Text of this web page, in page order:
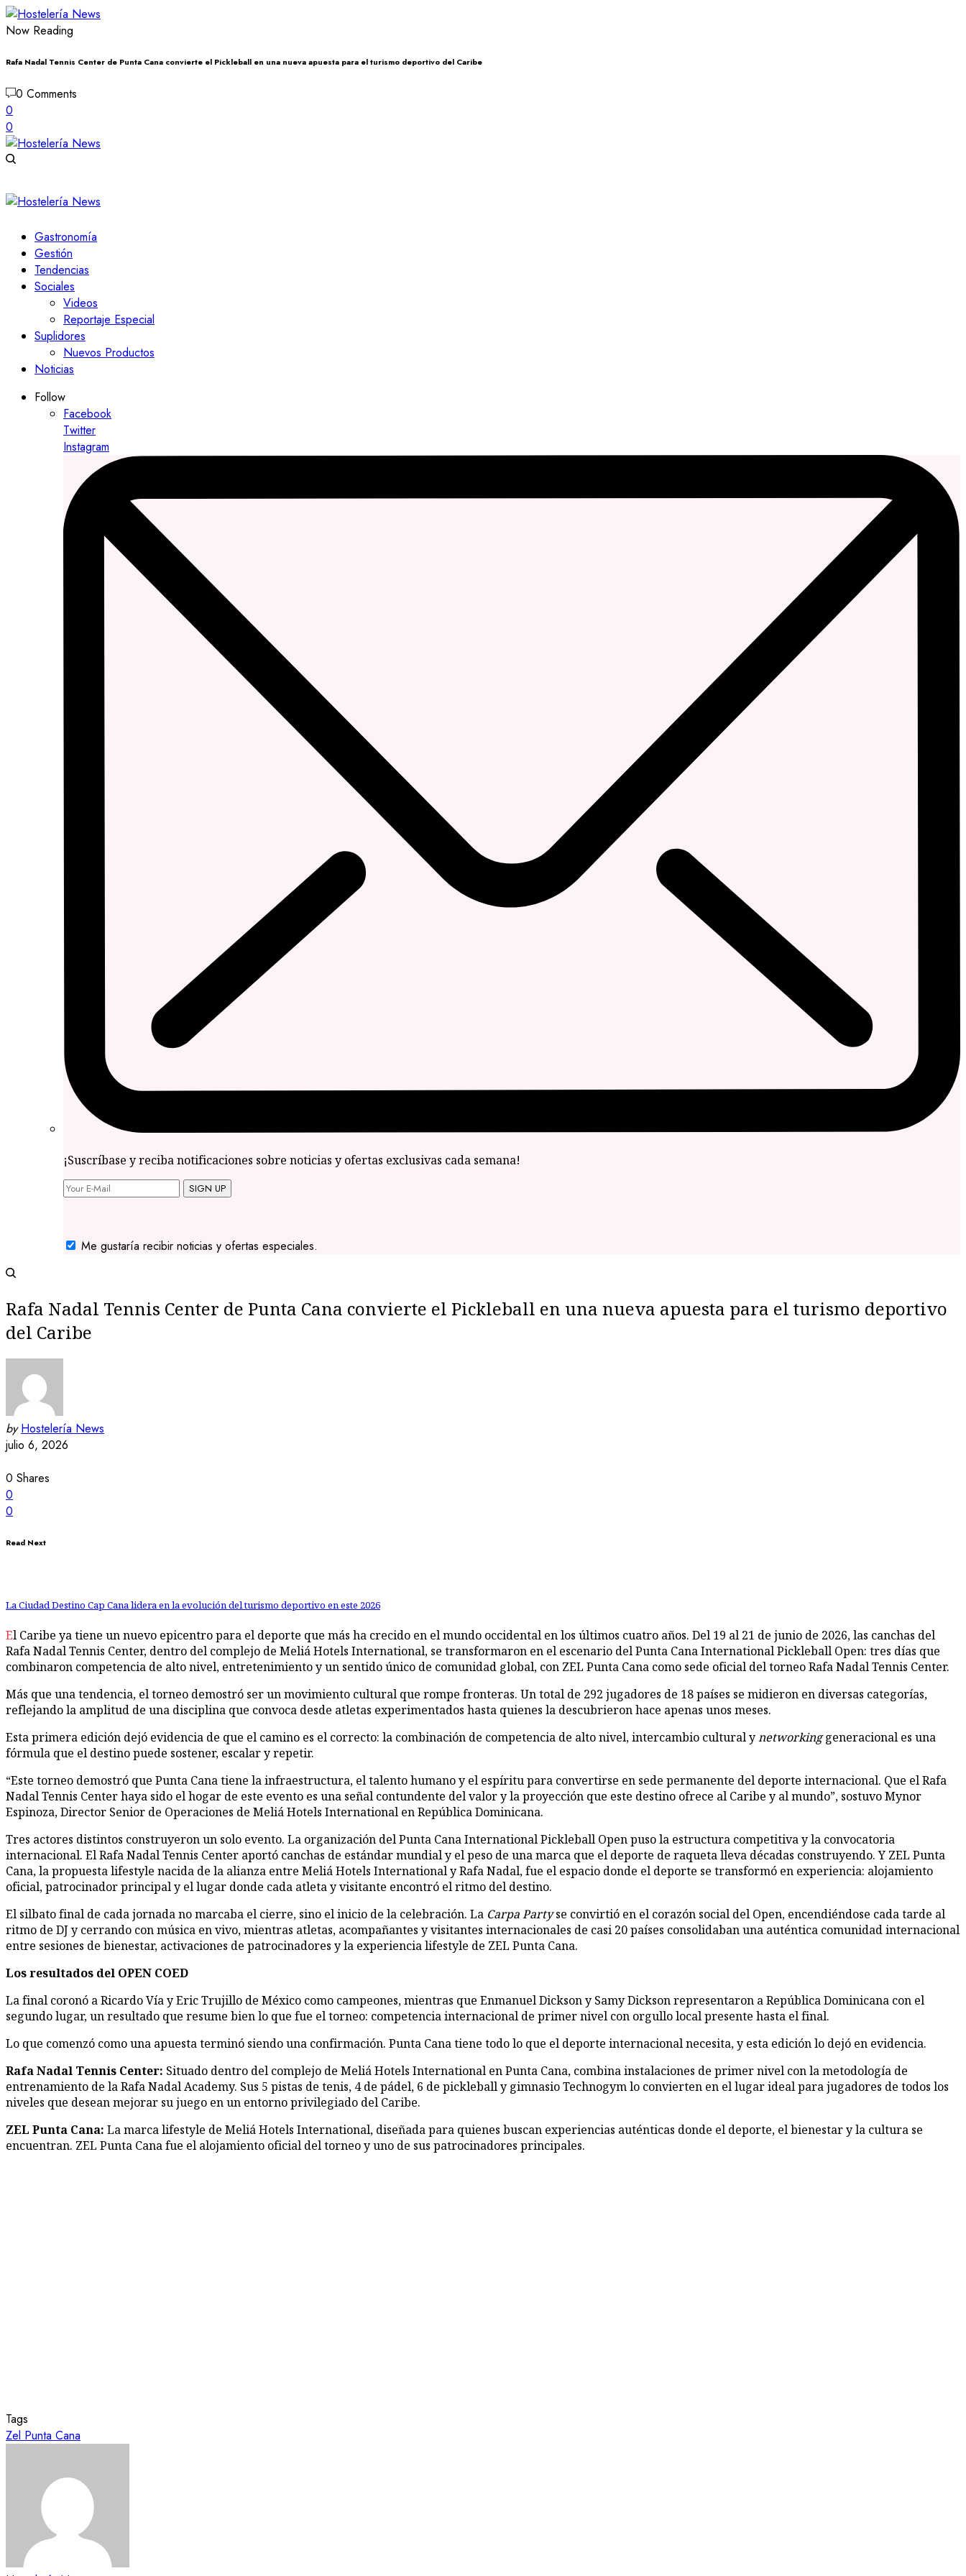
Now Reading
Rafa Nadal Tennis Center de Punta Cana convierte el Pickleball en una nueva apuesta para el turismo deportivo del Caribe
0 Comments
0
0
Gastronomía
Gestión
Tendencias
Sociales
Videos
Reportaje Especial
Suplidores
Nuevos Productos
Noticias
Follow
Facebook
Twitter
Instagram
¡Suscríbase y reciba notificaciones sobre noticias y ofertas exclusivas cada semana!
SIGN UP
Me gustaría recibir noticias y ofertas especiales.
Rafa Nadal Tennis Center de Punta Cana convierte el Pickleball en una nueva apuesta para el turismo deportivo
del Caribe
by Hostelería News
julio 6, 2026
0 Shares
0
0
Read Next
La Ciudad Destino Cap Cana lidera en la evolución del turismo deportivo en este 2026
El Caribe ya tiene un nuevo epicentro para el deporte que más ha crecido en el mundo occidental en los últimos cuatro años. Del 19 al 21 de junio de 2026, las canchas del
Rafa Nadal Tennis Center, dentro del complejo de Meliá Hotels International, se transformaron en el escenario del Punta Cana International Pickleball Open: tres días que
combinaron competencia de alto nivel, entretenimiento y un sentido único de comunidad global, con ZEL Punta Cana como sede oficial del torneo Rafa Nadal Tennis Center.
Más que una tendencia, el torneo demostró ser un movimiento cultural que rompe fronteras. Un total de 292 jugadores de 18 países se midieron en diversas categorías,
reflejando la amplitud de una disciplina que convoca desde atletas experimentados hasta quienes la descubrieron hace apenas unos meses.
Esta primera edición dejó evidencia de que el camino es el correcto: la combinación de competencia de alto nivel, intercambio cultural ynetworkinggeneracional es una
fórmula que el destino puede sostener, escalar y repetir.
“Este torneo demostró que Punta Cana tiene la infraestructura, el talento humano y el espíritu para convertirse en sede permanente del deporte internacional. Que el Rafa
Nadal Tennis Center haya sido el hogar de este evento es una señal contundente del valor y la proyección que este destino ofrece al Caribe y al mundo”, sostuvo Mynor
Espinoza, Director Senior de Operaciones de Meliá Hotels International en República Dominicana.
Tres actores distintos construyeron un solo evento. La organización del Punta Cana International Pickleball Open puso la estructura competitiva y la convocatoria
internacional. El Rafa Nadal Tennis Center aportó canchas de estándar mundial y el peso de una marca que el deporte de raqueta lleva décadas construyendo. Y ZEL Punta
Cana, la propuesta lifestyle nacida de la alianza entre Meliá Hotels International y Rafa Nadal, fue el espacio donde el deporte se transformó en experiencia: alojamiento
oficial, patrocinador principal y el lugar donde cada atleta y visitante encontró el ritmo del destino.
El silbato final de cada jornada no marcaba el cierre, sino el inicio de la celebración. La Carpa Partyse convirtió en el corazón social del Open, encendiéndose cada tarde al
ritmo de DJ y cerrando con música en vivo, mientras atletas, acompañantes y visitantes internacionales de casi 20 países consolidaban una auténtica comunidad internacional
entre sesiones de bienestar, activaciones de patrocinadores y la experiencia lifestyle de ZEL Punta Cana.
Los resultados del OPEN COED
La final coronó a Ricardo Vía y Eric Trujillo de México como campeones, mientras que Enmanuel Dickson y Samy Dickson representaron a República Dominicana con el
segundo lugar, un resultado que resume bien lo que fue el torneo: competencia internacional de primer nivel con orgullo local presente hasta el final.
Lo que comenzó como una apuesta terminó siendo una confirmación. Punta Cana tiene todo lo que el deporte internacional necesita, y esta edición lo dejó en evidencia.
Rafa Nadal Tennis Center: Situado dentro del complejo de Meliá Hotels International en Punta Cana, combina instalaciones de primer nivel con la metodología de
entrenamiento de la Rafa Nadal Academy. Sus 5 pistas de tenis, 4 de pádel, 6 de pickleball y gimnasio Technogym lo convierten en el lugar ideal para jugadores de todos los
niveles que desean mejorar su juego en un entorno privilegiado del Caribe.
ZEL Punta Cana: La marca lifestyle de Meliá Hotels International, diseñada para quienes buscan experiencias auténticas donde el deporte, el bienestar y la cultura se
encuentran. ZEL Punta Cana fue el alojamiento oficial del torneo y uno de sus patrocinadores principales.
Tags
Zel Punta Cana